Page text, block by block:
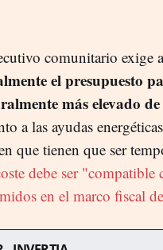
comunitario exige
el presupuesto
más elevado
a las ayudas
que tienen que ser
debe ser "compatible
en el marco fiscal